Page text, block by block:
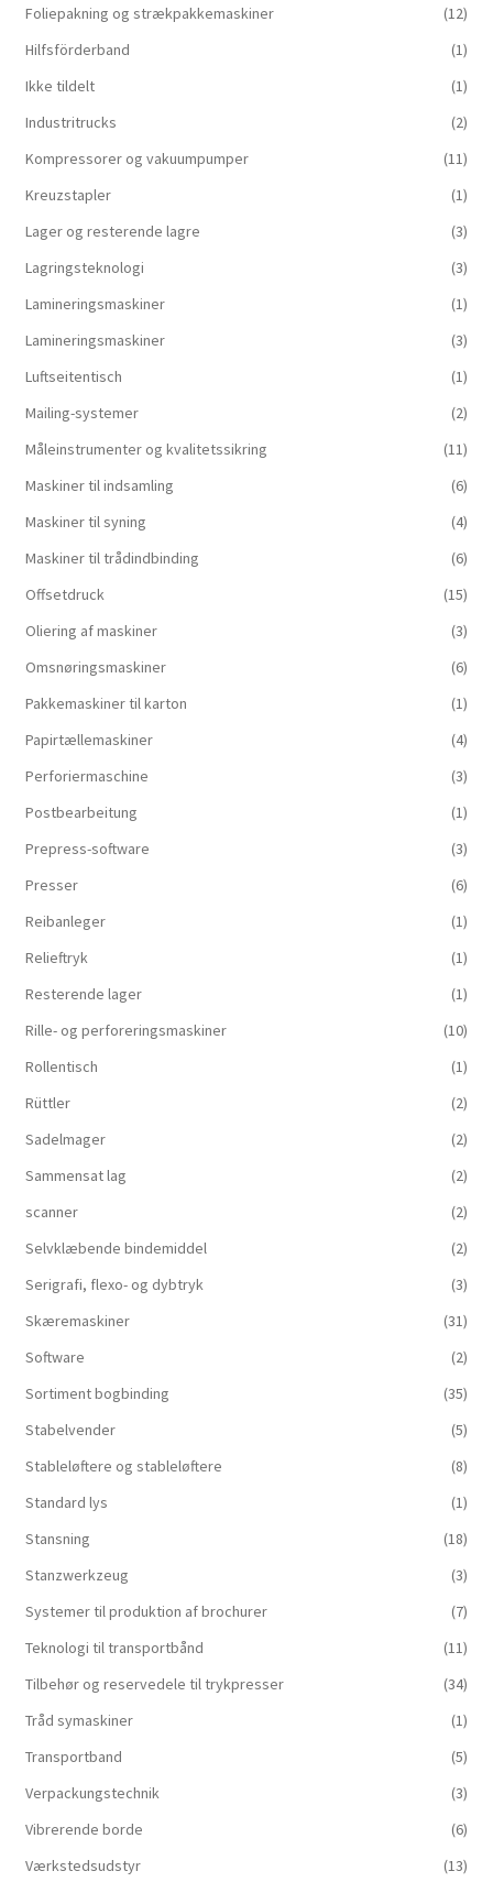
Foliepakning og strækpakkemaskiner
(12)
Hilfsförderband
(1)
Ikke tildelt
(1)
Industritrucks
(2)
Kompressorer og vakuumpumper
(11)
Kreuzstapler
(1)
Lager og resterende lagre
(3)
Lagringsteknologi
(3)
Lamineringsmaskiner
(1)
Lamineringsmaskiner
(3)
Luftseitentisch
(1)
Mailing-systemer
(2)
Måleinstrumenter og kvalitetssikring
(11)
Maskiner til indsamling
(6)
Maskiner til syning
(4)
Maskiner til trådindbinding
(6)
Offsetdruck
(15)
Oliering af maskiner
(3)
Omsnøringsmaskiner
(6)
Pakkemaskiner til karton
(1)
Papirtællemaskiner
(4)
Perforiermaschine
(3)
Postbearbeitung
(1)
Prepress-software
(3)
Presser
(6)
Reibanleger
(1)
Relieftryk
(1)
Resterende lager
(1)
Rille- og perforeringsmaskiner
(10)
Rollentisch
(1)
Rüttler
(2)
Sadelmager
(2)
Sammensat lag
(2)
scanner
(2)
Selvklæbende bindemiddel
(2)
Serigrafi, flexo- og dybtryk
(3)
Skæremaskiner
(31)
Software
(2)
Sortiment bogbinding
(35)
Stabelvender
(5)
Stableløftere og stableløftere
(8)
Standard lys
(1)
Stansning
(18)
Stanzwerkzeug
(3)
Systemer til produktion af brochurer
(7)
Teknologi til transportbånd
(11)
Tilbehør og reservedele til trykpresser
(34)
Tråd symaskiner
(1)
Transportband
(5)
Verpackungstechnik
(3)
Vibrerende borde
(6)
Værkstedsudstyr
(13)